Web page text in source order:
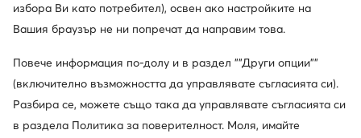
Guess
Боти тип челси · Бежов
173,33€
Juicy Couture
Боти тип челси · Бежов
48,06 €
избора Ви като потребител), освен ако настройките на
Вашия браузър не ни попречат да направим това.
Повече информация по-долу и в раздел ""Други опции""
(включително възможността да управлявате съгласията си).
Разбира се, можете също така да управлявате съгласията си
в раздела Политика за поверителност. Моля, имайте